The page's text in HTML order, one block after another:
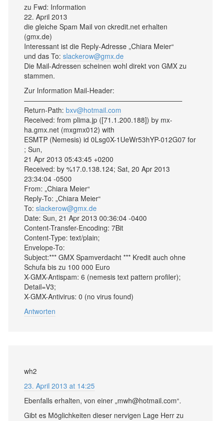
zu Fwd: Information
22. April 2013
die gleiche Spam Mail von ckredit.net erhalten
(gmx.de)
Interessant ist die Reply-Adresse „Chiara Meier“
und das To: slackerow@gmx.de
Die Mail-Adressen scheinen wohl direkt von GMX zu
stammen.
Zur Information Mail-Header:
———————————————————————
Return-Path: bxv@hotmail.com
Received: from plima.jp ([71.1.200.188]) by mx-
ha.gmx.net (mxgmx012) with
ESMTP (Nemesis) id 0Lsg0X-1UeWr53hYP-012G07 for
; Sun,
21 Apr 2013 05:43:45 +0200
Received: by %17.0.138.124; Sat, 20 Apr 2013
23:34:04 -0500
From: „Chiara Meier“
Reply-To: „Chiara Meier“
To: slackerow@gmx.de
Date: Sun, 21 Apr 2013 00:36:04 -0400
Content-Transfer-Encoding: 7Bit
Content-Type: text/plain;
Envelope-To:
Subject:*** GMX Spamverdacht *** Kredit auch ohne
Schufa bis zu 100 000 Euro
X-GMX-Antispam: 6 (nemesis text pattern profiler);
Detail=V3;
X-GMX-Antivirus: 0 (no virus found)
Antworten
wh2
23. April 2013 at 14:25
Ebenfalls erhalten, von einer „mwh@hotmail.com“.
Gibt es Möglichkeiten dieser nervigen Lage Herr zu